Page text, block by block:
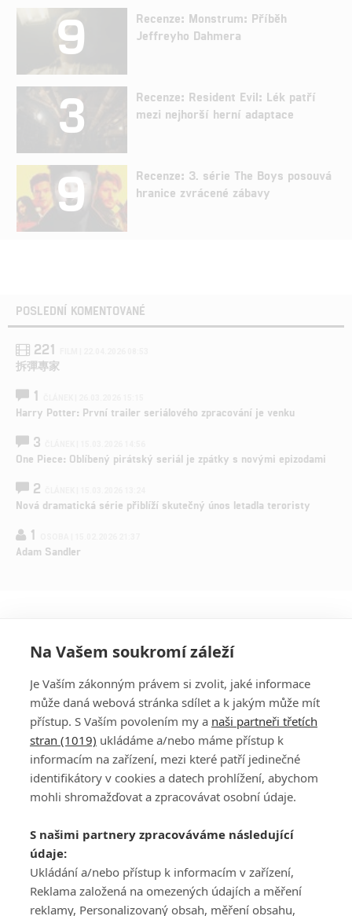
9
Recenze: Monstrum: Příběh
Jeffreyho Dahmera
3
Recenze: Resident Evil: Lék patří
mezi nejhorší herní adaptace
9
Recenze: 3. série The Boys posouvá
hranice zvrácené zábavy
POSLEDNÍ KOMENTOVANÉ
221
拆彈專家
1
Harry Potter: První trailer seriálového zpracování je venku
3
One Piece: Oblíbený pirátský seriál je zpátky s novými epizodami
2
Nová dramatická série přiblíží skutečný únos letadla teroristy
1
Adam Sandler
PŘIHLÁSIT
REGISTROVAT
DISKUZE
Šéfredaktorkou webu jePetr Slavík, e-mailserialy@fandimefilmu.cz
Máte-li zájem o inzerci na našem webu napište nám na e-mail
studio@koncal.com
Ochrana osobních údajů|Zásady používání cookies |Pravidla webu
Upravit nastavení soukromí
Na Vašem soukromí záleží
Je Vaším zákonným právem si zvolit, jaké informace
může daná webová stránka sdílet a k jakým může mít
přístup. S Vaším povolením my a naši partneři třetích
stran (1019) ukládáme a/nebo máme přístup k
informacím na zařízení, mezi které patří jedinečné
identifikátory v cookies a datech prohlížení, abychom
mohli shromažďovat a zpracovávat osobní údaje.
S našimi partnery zpracováváme následující
údaje:
Ukládání a/nebo přístup k informacím v zařízení,
Reklama založená na omezených údajích a měření
reklamy, Personalizovaný obsah, měření obsahu,